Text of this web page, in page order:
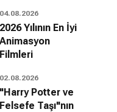
04.08.2026
2026 Yılının En İyi
Animasyon
Filmleri
02.08.2026
"Harry Potter ve
Felsefe Taşı"nın